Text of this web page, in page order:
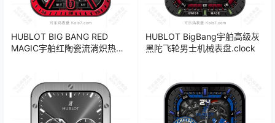
HUBLOT BIG BANG RED
MAGIC宇舶红陶瓷流淌炽热激
HUBLOT BigBang宇舶高级灰
黑陀飞轮男士机械表盘.clock